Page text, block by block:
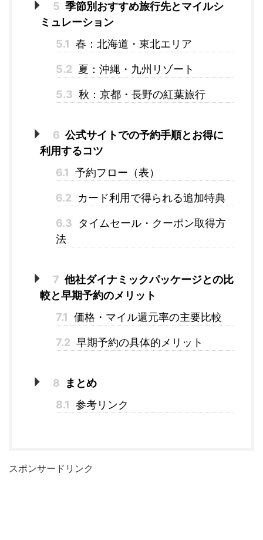
5 季節別おすすめ旅行先とマイルシ
ミュレーション
5.1 春：北海道・東北エリア
5.2 夏：沖縄・九州リゾート
5.3 秋：京都・長野の紅葉旅行
6 公式サイトでの予約手順とお得に
利用するコツ
6.1 予約フロー（表）
6.2 カード利用で得られる追加特典
6.3
タイムセール・クーポン取得方
法
7 他社ダイナミックパッケージとの比
較と早期予約のメリット
7.1 価格・マイル還元率の主要比較
7.2 早期予約の具体的メリット
8
まとめ
8.1 参考リンク
スポンサードリンク